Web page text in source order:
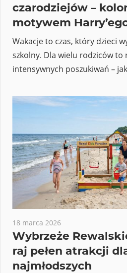
czarodziejów –
motywem
Wakacje to czas, który dzieci
szkolny. Dla wielu rodziców
intensywnych poszukiwań – jak
18 marca 2026
Wybrzeże
raj pełen atrakcji
najmłodszych